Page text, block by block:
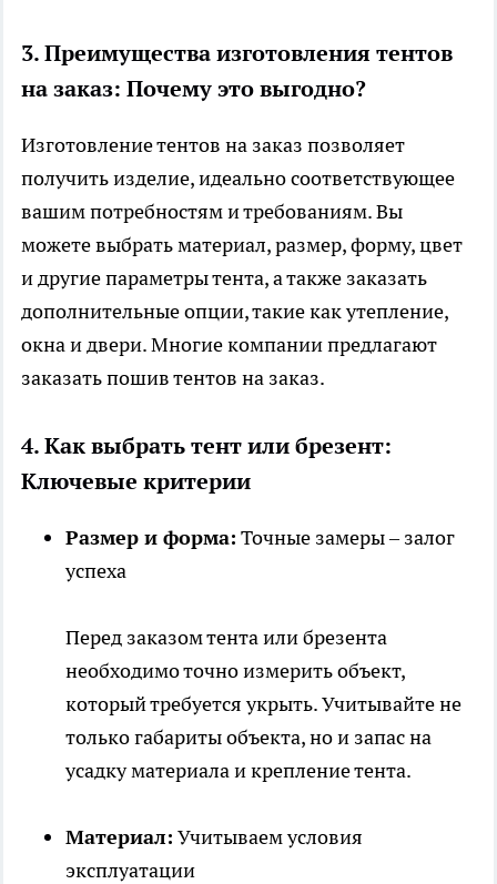
3. Преимущества изготовления тентов
на заказ: Почему это выгодно?
Изготовление тентов на заказ позволяет
получить изделие, идеально соответствующее
вашим потребностям и требованиям. Вы
можете выбрать материал, размер, форму, цвет
и другие параметры тента, а также заказать
дополнительные опции, такие как утепление,
окна и двери. Многие компании предлагают
заказатьпошив тентов на заказ.
4. Как выбрать тент или брезент:
Ключевые критерии
Размер и форма: Точные замеры – залог
успеха
Перед заказом тента или брезента
необходимо точно измерить объект,
который требуется укрыть. Учитывайте не
только габариты объекта, но и запас на
усадку материала и крепление тента.
Материал: Учитываем условия
эксплуатации